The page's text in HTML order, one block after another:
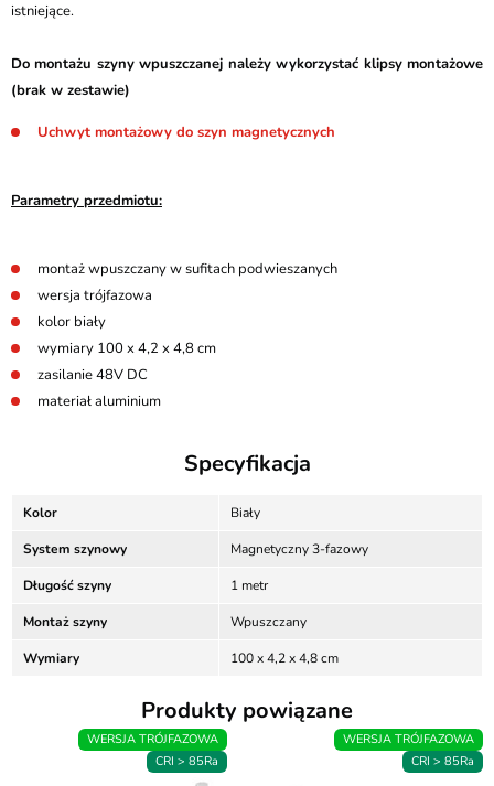
istniejące.
Do montażu szyny wpuszczanej należy wykorzystać klipsy montażowe
(brak w zestawie)
Uchwyt montażowy do szyn magnetycznych
Parametry przedmiotu:
montaż wpuszczany w sufitach podwieszanych
wersja trójfazowa
kolor biały
wymiary 100 x 4,2 x 4,8 cm
zasilanie 48V DC
materiał aluminium
Specyfikacja
Kolor Biały
System szynowy Magnetyczny 3-fazowy
Długość szyny 1 metr
Montaż szyny Wpuszczany
Wymiary 100 x 4,2 x 4,8 cm
Produkty powiązane
WERSJA TRÓJFAZOWA
CRI > 85Ra
WERSJA TRÓJFAZOWA
CRI > 85Ra